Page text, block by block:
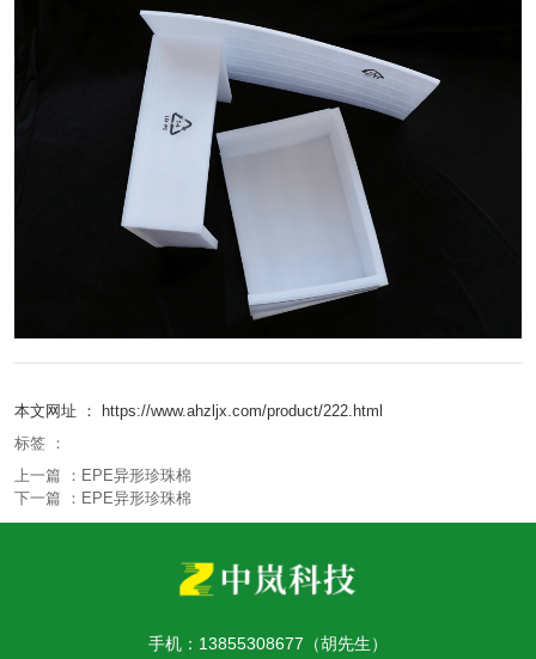
本文网址 ： https://www.ahzljx.com/product/222.html
标签 ：
上一篇 ： EPE异形珍珠棉
下一篇 ： EPE异形珍珠棉
手机：13855308677（胡先生）